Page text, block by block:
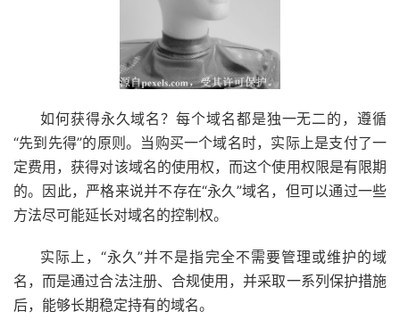
如何获得永久域名？每个域名都是独一无二的，遵循
“先到先得”的原则。当购买一个域名时，实际上是支付了一
定费用，获得对该域名的使用权，而这个使用权限是有限期
的。因此，严格来说并不存在“永久”域名，但可以通过一些
方法尽可能延长对域名的控制权。
实际上，“永久”并不是指完全不需要管理或维护的域
名，而是通过合法注册、合规使用，并采取一系列保护措施
后，能够长期稳定持有的域名。